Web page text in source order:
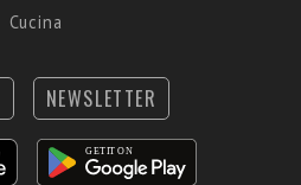
Cucina
NEWSLETTER